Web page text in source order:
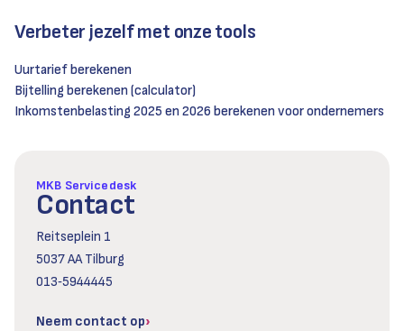
Verbeter jezelf met onze tools
Uurtarief berekenen
Bijtelling berekenen (calculator)
Inkomstenbelasting 2025 en 2026 berekenen voor ondernemers
MKB Servicedesk
Contact
Reitseplein 1
5037 AA Tilburg
013‑5944445
Neem contact op